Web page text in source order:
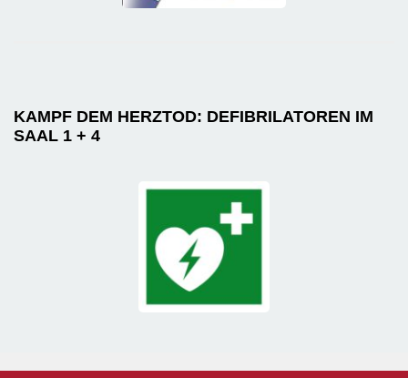
KAMPF DEM HERZTOD: DEFIBRILATOREN IM
SAAL 1 + 4